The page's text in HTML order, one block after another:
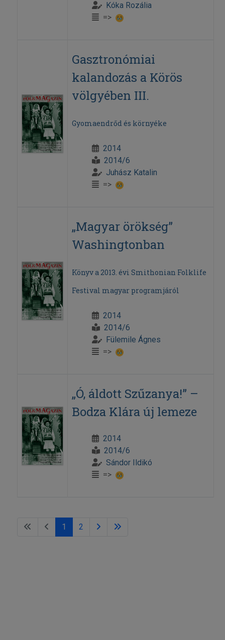
Kóka Rozália
=>
Gasztronómiai
kalandozás a Körös
völgyében III.
Gyomaendrőd és környéke
2014
2014/6
Juhász Katalin
=>
„Magyar örökség”
Washingtonban
Könyv a 2013. évi Smithonian Folklife
Festival magyar programjáról
2014
2014/6
Fülemile Ágnes
=>
„Ó, áldott Szűzanya!” –
Bodza Klára új lemeze
2014
2014/6
Sándor Ildikó
=>
1 2